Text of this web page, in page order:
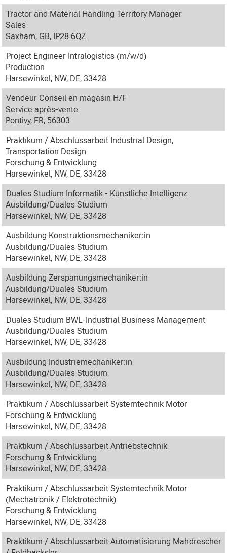
Tractor and Material Handling Territory Manager
Sales
Saxham, GB, IP28 6QZ
Project Engineer Intralogistics (m/w/d)
Production
Harsewinkel, NW, DE, 33428
Vendeur Conseil en magasin H/F
Service après-vente
Pontivy, FR, 56303
Praktikum / Abschlussarbeit Industrial Design,
Transportation Design
Forschung & Entwicklung
Harsewinkel, NW, DE, 33428
Duales Studium Informatik - Künstliche Intelligenz
Ausbildung/Duales Studium
Harsewinkel, NW, DE, 33428
Ausbildung Konstruktionsmechaniker:in
Ausbildung/Duales Studium
Harsewinkel, NW, DE, 33428
Ausbildung Zerspanungsmechaniker:in
Ausbildung/Duales Studium
Harsewinkel, NW, DE, 33428
Duales Studium BWL-Industrial Business Management
Ausbildung/Duales Studium
Harsewinkel, NW, DE, 33428
Ausbildung Industriemechaniker:in
Ausbildung/Duales Studium
Harsewinkel, NW, DE, 33428
Praktikum / Abschlussarbeit Systemtechnik Motor
Forschung & Entwicklung
Harsewinkel, NW, DE, 33428
Praktikum / Abschlussarbeit Antriebstechnik
Forschung & Entwicklung
Harsewinkel, NW, DE, 33428
Praktikum / Abschlussarbeit Systemtechnik Motor
(Mechatronik / Elektrotechnik)
Forschung & Entwicklung
Harsewinkel, NW, DE, 33428
Praktikum / Abschlussarbeit Automatisierung Mähdrescher